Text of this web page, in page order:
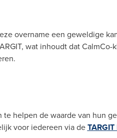
overname een geweldige
wat inhoudt dat
helpen de waarde van hun
voor iedereen via de